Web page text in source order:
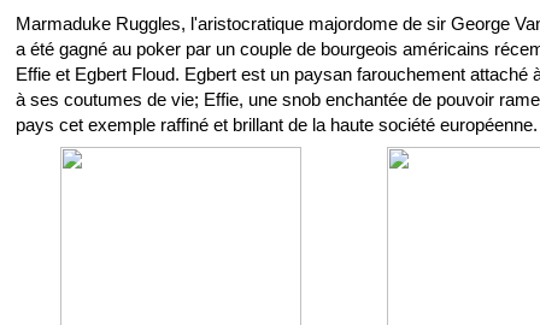
Marmaduke Ruggles, l'aristocratique majordome de sir George
a été gagné au poker par un couple de bourgeois américains
Effie et Egbert Floud. Egbert est un paysan farouchement attaché
à ses coutumes de vie; Effie, une snob enchantée de pouvoir
pays cet exemple raffiné et brillant de la haute société européenne.